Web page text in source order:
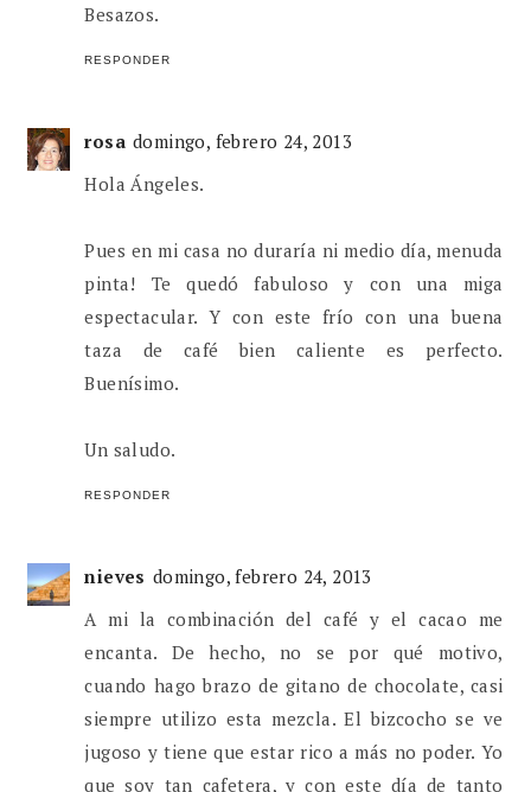
Besazos.
RESPONDER
rosa domingo, febrero 24, 2013
Hola Ángeles.
Pues en mi casa no duraría ni medio día, menuda
pinta! Te quedó fabuloso y con una miga
espectacular. Y con este frío con una buena
taza de café bien caliente es perfecto.
Buenísimo.
Un saludo.
RESPONDER
nieves domingo, febrero 24, 2013
A mi la combinación del café y el cacao me
encanta. De hecho, no se por qué motivo,
cuando hago brazo de gitano de chocolate, casi
siempre utilizo esta mezcla. El bizcocho se ve
jugoso y tiene que estar rico a más no poder. Yo
que soy tan cafetera, y con este día de tanto